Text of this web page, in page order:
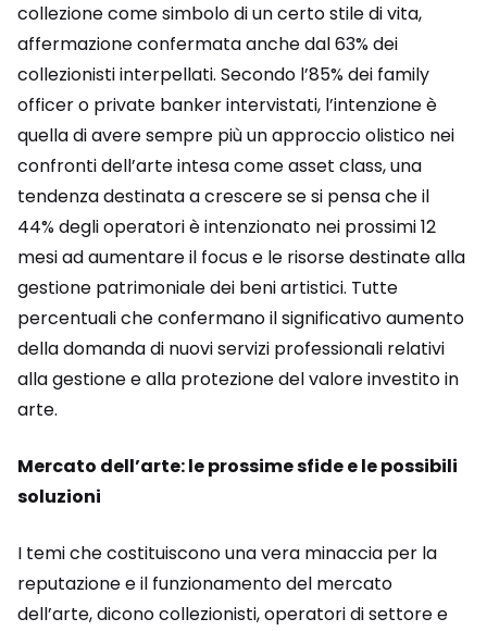
collezione come simbolo di un certo stile di vita,
affermazione confermata anche dal 63% dei
collezionisti interpellati. Secondo l’85% dei family
officer o private banker intervistati, l’intenzione è
quella di avere sempre più un approccio olistico nei
confronti dell’arte intesa come asset class, una
tendenza destinata a crescere se si pensa che il
44% degli operatori è intenzionato nei prossimi 12
mesi ad aumentare il focus e le risorse destinate alla
gestione patrimoniale dei beni artistici. Tutte
percentuali che confermano il significativo aumento
della domanda di nuovi servizi professionali relativi
alla gestione e alla protezione del valore investito in
arte.
Mercato dell’arte: le prossime sfide e le possibili
soluzioni
I temi che costituiscono una vera minaccia per la
reputazione e il funzionamento del mercato
dell’arte, dicono collezionisti, operatori di settore e